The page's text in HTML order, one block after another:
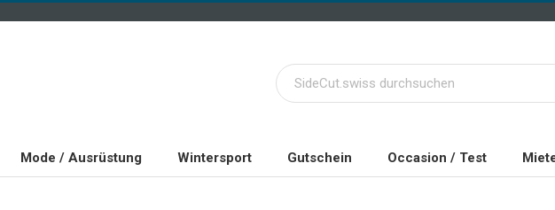
Mode / Ausrüstung Wintersport Gutschein Occasion / Test